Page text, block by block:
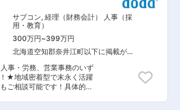
、美唄 周辺）から通勤さ
： 住友電
の電線メーカーとして安定
ります。 将来を見据えた健
の増員で募集を行います。
める業務
なスタッフが多く、意見交
しく働けます。 ※関連資格
を活かして働けます ■業務
おける現場管理、測量、除
助から担当していただきま
社の定める業務】 ■具体的
撮影 ・書類作成 ・職人と
人とコミュニケーションを
様々な課題をとりまとめ、
スケジュール作成…現場の
きるようになったら、先輩
サブコン, 経理（財務会計） 人事（採
用・教育）
300万円~399万円
北海道空知郡奈井江町以下に掲載がな
事・労務、営業事務のいず
★地域密着型で末永く活躍
ご相談可能です！具体的に